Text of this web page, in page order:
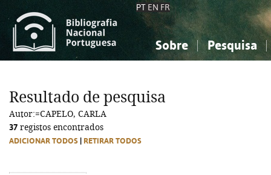
PT EN FR
Sobre Pesquisa
Ciências sociais...
Ciências sociais...
Resultado de pesquisa
Autor:=CAPELO, CARLA
37 registos encontrados
ADICIONAR TODOS RETIRAR TODOS